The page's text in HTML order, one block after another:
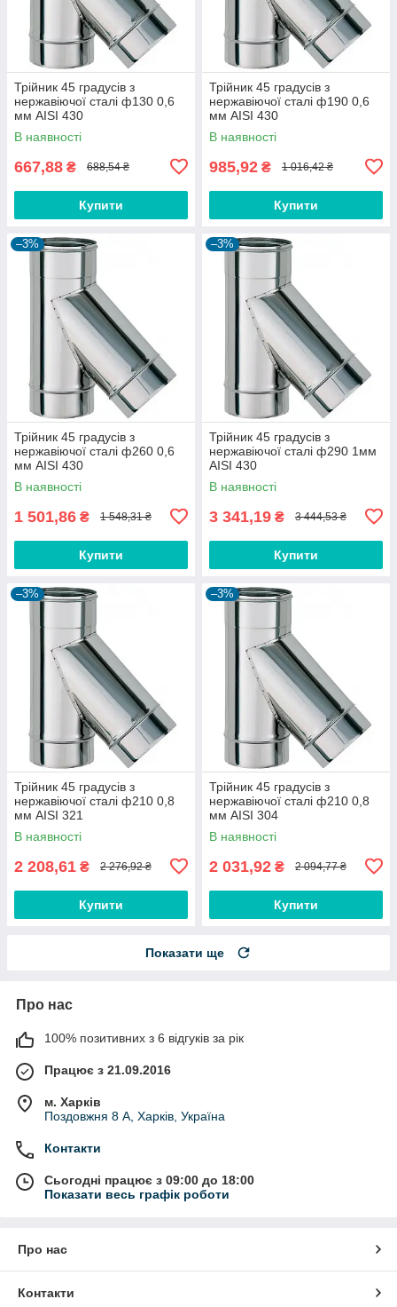
Трійник 45 градусів з
нержавіючої сталі ф130 0,6
мм AISI 430
В наявності
667,88 ₴ 688,54 ₴
Купити
Трійник 45 градусів з
нержавіючої сталі ф190 0,6
мм AISI 430
В наявності
985,92 ₴ 1 016,42 ₴
Купити
–3%
Трійник 45 градусів з
нержавіючої сталі ф260 0,6
мм AISI 430
В наявності
1 501,86 ₴ 1 548,31 ₴
Купити
–3%
Трійник 45 градусів з
нержавіючої сталі ф290 1мм
AISI 430
В наявності
3 341,19 ₴ 3 444,53 ₴
Купити
–3%
Трійник 45 градусів з
нержавіючої сталі ф210 0,8
мм AISI 321
В наявності
2 208,61 ₴ 2 276,92 ₴
Купити
–3%
Трійник 45 градусів з
нержавіючої сталі ф210 0,8
мм AISI 304
В наявності
2 031,92 ₴ 2 094,77 ₴
Купити
Показати ще
Про нас
100% позитивних з 6 відгуків за рік
Працює з 21.09.2016
м. Харків
Поздовжня 8 А, Харків, Україна
Контакти
Сьогодні працює з 09:00 до 18:00
Показати весь графік роботи
Про нас
Контакти